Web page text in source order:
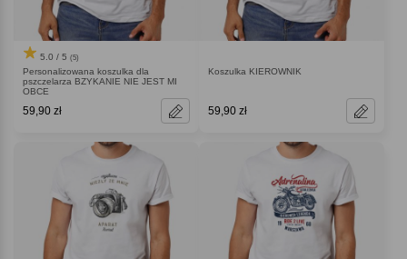
5.0 / 5 (5)
Personalizowana koszulka dla
pszczelarza BZYKANIE NIE JEST MI
OBCE
59,90 zł
Koszulka KIEROWNIK
59,90 zł